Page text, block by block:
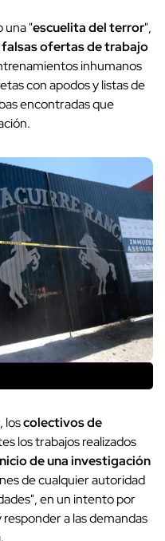
una "escuelita del terror",
falsas ofertas de trabajo
inhumanos
con apodos y listas de
encontradas que
loscolectivos de
los trabajos realizados
de una investigación
de cualquier autoridad
en un intento por
responder a las demandas